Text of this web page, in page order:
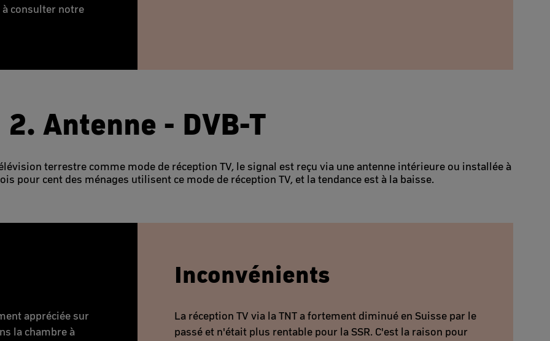
à consulter notre
2. Antenne - DVB-T
terrestre comme mode de réception TV, le signal est reçu via une antenne intérieure ou installée à
pour cent des ménages utilisent ce mode de réception TV, et la tendance est à la baisse.
appréciée sur
la chambre à
Inconvénients
La réception TV via la TNT a fortement diminué en Suisse par le
passé et n'était plus rentable pour la SSR. C'est la raison pour